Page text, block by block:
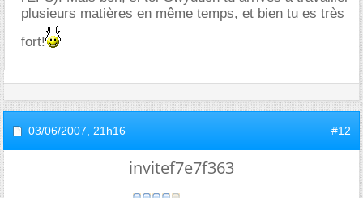
plusieurs matières en même temps, et bien tu es très
fort!
03/06/2007, 21h16 #12
invitef7e7f363